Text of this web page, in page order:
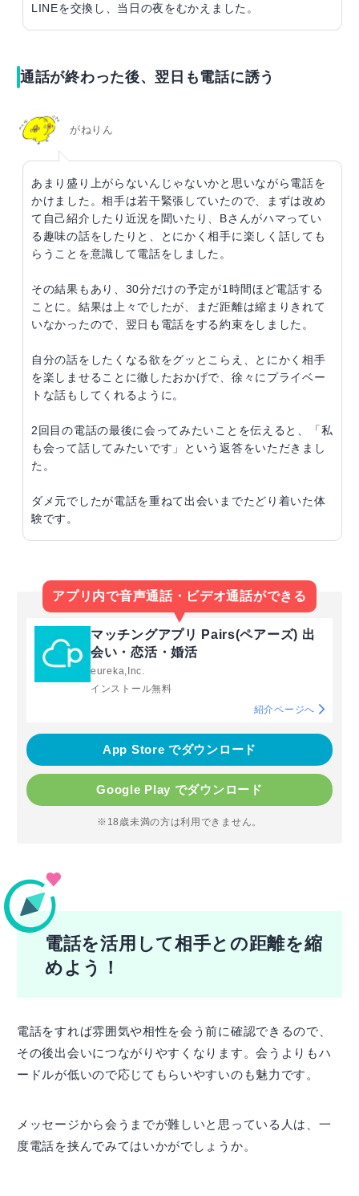
LINEを交換し、当日の夜をむかえました。
通話が終わった後、翌日も電話に誘う
がねりん
あまり盛り上がらないんじゃないかと思いながら電話を
かけました。相手は若干緊張していたので、まずは改め
て自己紹介したり近況を聞いたり、Bさんがハマってい
る趣味の話をしたりと、とにかく相手に楽しく話しても
らうことを意識して電話をしました。
その結果もあり、30分だけの予定が1時間ほど電話する
ことに。結果は上々でしたが、まだ距離は縮まりきれて
いなかったので、翌日も電話をする約束をしました。
自分の話をしたくなる欲をグッとこらえ、とにかく相手
を楽しませることに徹したおかげで、徐々にプライベー
トな話もしてくれるように。
2回目の電話の最後に会ってみたいことを伝えると、「私
も会って話してみたいです」という返答をいただきまし
た。
ダメ元でしたが電話を重ねて出会いまでたどり着いた体
験です。
アプリ内で音声通話・ビデオ通話ができる
マッチングアプリ Pairs(ペアーズ) 出
会い・恋活・婚活
eureka,Inc.
インストール無料
紹介ページへ
App Store でダウンロード
Google Play でダウンロード
※18歳未満の方は利用できません。
電話を活用して相手との距離を縮
めよう！
電話をすれば雰囲気や相性を会う前に確認できるので、
その後出会いにつながりやすくなります。会うよりもハ
ードルが低いので応じてもらいやすいのも魅力です。
メッセージから会うまでが難しいと思っている人は、一
度電話を挟んでみてはいかがでしょうか。